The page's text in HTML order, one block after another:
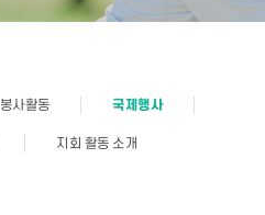
봉사활동 국제행사
지회 활동 소개